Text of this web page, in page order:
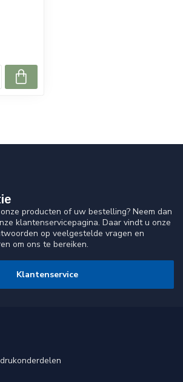
producten of uw bestelling? Neem dan
klantenservicepagina. Daar vindt u onze
op veelgestelde vragen en
om ons te bereiken.
Klantenservice